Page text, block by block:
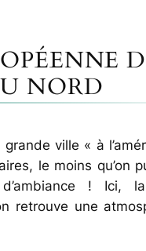
NORD
ville « à
le moins qu’on
! Ici,
retrouve une